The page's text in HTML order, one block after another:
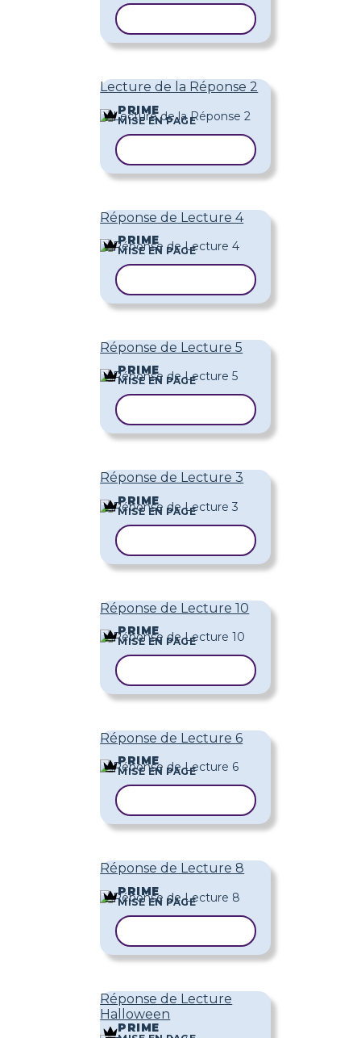
Lecture de la Réponse 2
PRIME
MISE EN PAGE
Réponse de Lecture 4
PRIME
MISE EN PAGE
Réponse de Lecture 5
PRIME
MISE EN PAGE
Réponse de Lecture 3
PRIME
MISE EN PAGE
Réponse de Lecture 10
PRIME
MISE EN PAGE
Réponse de Lecture 6
PRIME
MISE EN PAGE
Réponse de Lecture 8
PRIME
MISE EN PAGE
Réponse de Lecture
Halloween
PRIME